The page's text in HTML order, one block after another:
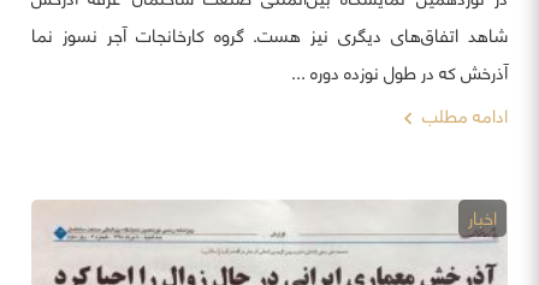
شاهد اتفاق‌های دیگری نیز هست. گروه کارخانجات آجر نسوز نما
آذرخش که در طول نوزده دوره ...
ادامه مطلب
اخبار